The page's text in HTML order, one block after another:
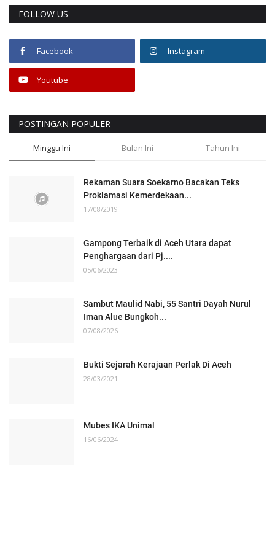
FOLLOW US
Facebook Instagram
Youtube
POSTINGAN POPULER
Minggu Ini Bulan Ini Tahun Ini
Rekaman Suara Soekarno Bacakan Teks
Proklamasi Kemerdekaan...
17/08/2019
Gampong Terbaik di Aceh Utara dapat
Penghargaan dari Pj....
05/06/2023
Sambut Maulid Nabi, 55 Santri Dayah Nurul
Iman Alue Bungkoh...
07/08/2026
Bukti Sejarah Kerajaan Perlak Di Aceh
28/03/2021
Mubes IKA Unimal
16/06/2024